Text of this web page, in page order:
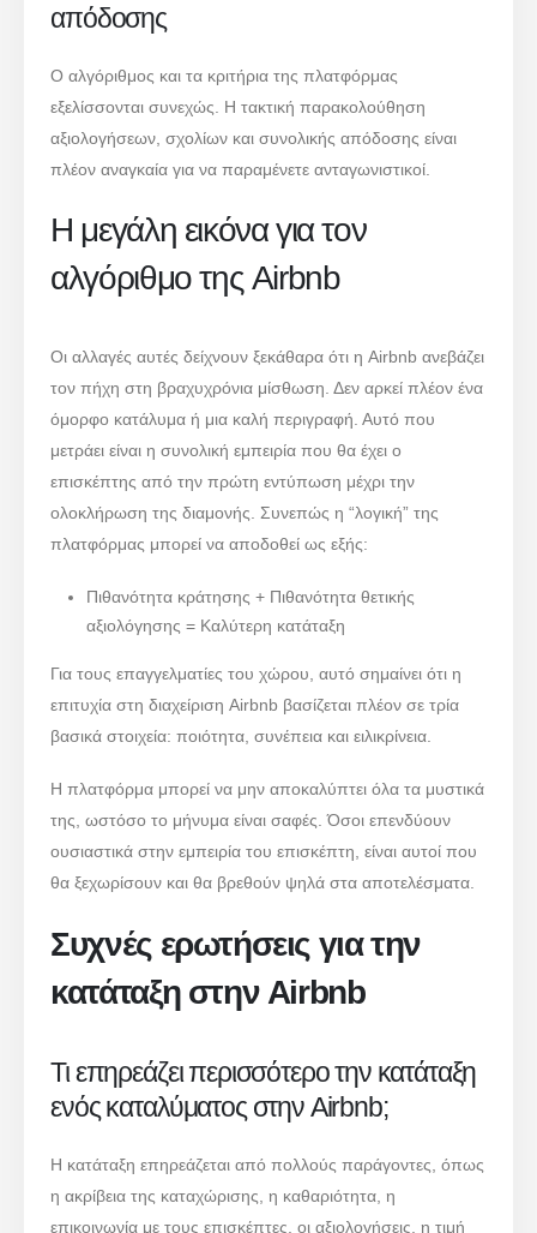
απόδοσης
Ο αλγόριθμος και τα κριτήρια της πλατφόρμας
εξελίσσονται συνεχώς. Η τακτική παρακολούθηση
αξιολογήσεων, σχολίων και συνολικής απόδοσης είναι
πλέον αναγκαία για να παραμένετε ανταγωνιστικοί.
Η μεγάλη εικόνα για τον
αλγόριθμο της Airbnb
Οι αλλαγές αυτές δείχνουν ξεκάθαρα ότι η Airbnb ανεβάζει
τον πήχη στη βραχυχρόνια μίσθωση. Δεν αρκεί πλέον ένα
όμορφο κατάλυμα ή μια καλή περιγραφή. Αυτό που
μετράει είναι η συνολική εμπειρία που θα έχει ο
επισκέπτης από την πρώτη εντύπωση μέχρι την
ολοκλήρωση της διαμονής. Συνεπώς η “λογική” της
πλατφόρμας μπορεί να αποδοθεί ως εξής:
Πιθανότητα κράτησης + Πιθανότητα θετικής
αξιολόγησης = Καλύτερη κατάταξη
Για τους επαγγελματίες του χώρου, αυτό σημαίνει ότι η
επιτυχία στη διαχείριση Airbnb βασίζεται πλέον σε τρία
βασικά στοιχεία: ποιότητα, συνέπεια και ειλικρίνεια.
Η πλατφόρμα μπορεί να μην αποκαλύπτει όλα τα μυστικά
της, ωστόσο το μήνυμα είναι σαφές. Όσοι επενδύουν
ουσιαστικά στην εμπειρία του επισκέπτη, είναι αυτοί που
θα ξεχωρίσουν και θα βρεθούν ψηλά στα αποτελέσματα.
Συχνές ερωτήσεις για την
κατάταξη στην Airbnb
Τι επηρεάζει περισσότερο την κατάταξη
ενός καταλύματος στην Airbnb;
Η κατάταξη επηρεάζεται από πολλούς παράγοντες, όπως
η ακρίβεια της καταχώρισης, η καθαριότητα, η
επικοινωνία με τους επισκέπτες, οι αξιολογήσεις, η τιμή